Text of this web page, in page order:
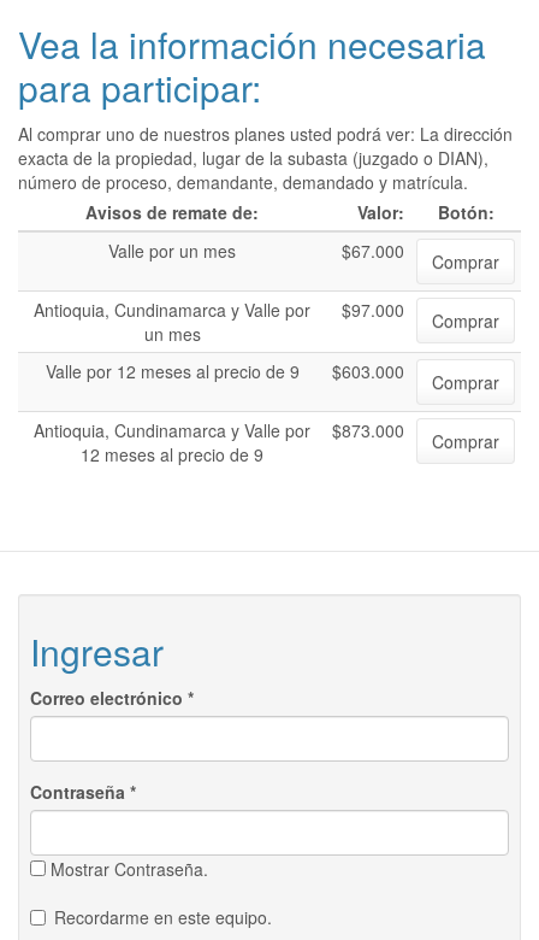
Vea la información necesaria
para participar:
Al comprar uno de nuestros planes usted podrá ver: La dirección
exacta de la propiedad, lugar de la subasta (juzgado o DIAN),
número de proceso, demandante, demandado y matrícula.
Avisos de remate de:
Valor:
Botón:
Valle por un mes
$67.000
Comprar
Antioquia, Cundinamarca y Valle por
un mes
$97.000 Comprar
Valle por 12 meses al precio de 9 $603.000
Comprar
Antioquia, Cundinamarca y Valle por
12 meses al precio de 9
$873.000 Comprar
Ingresar
Correo electrónico *
Contraseña *
Mostrar Contraseña.
Recordarme en este equipo.